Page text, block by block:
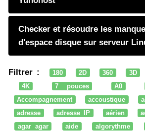
Checker et résoudre les
d'espace disque sur serveur
Filtrer : 180 2D 360 3D
4K
7 pouces A0
Accompagnement
accoustique
adresse
adresse IP aérien
agar agar
aide algorythme